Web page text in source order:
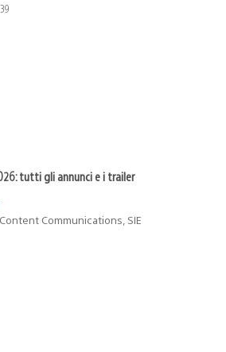
tutti gli annunci e i trailer
Communications, SIE